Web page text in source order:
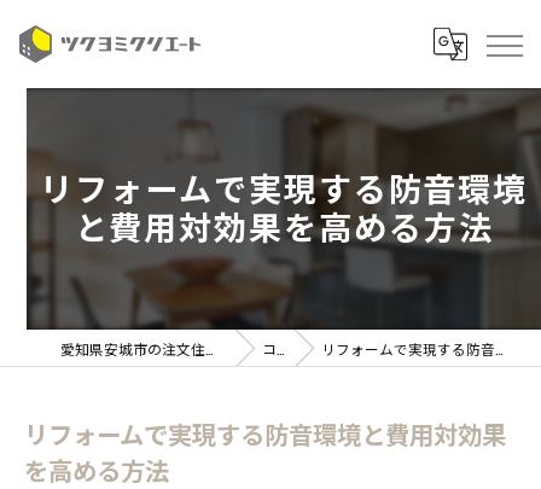
リフォームで実現する防音環境
と費用対効果を高める方法
コラム リフォームで実現する防音環境と費用対効果を高める方法
リフォームで実現する防音環境と費用対効果
を高める方法